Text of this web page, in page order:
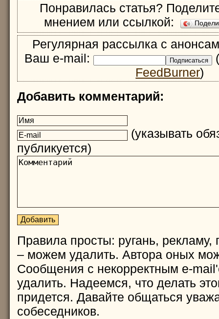
Понравилась статья?
мнением или ссылкой:
Регулярная рассылка с
Ваш e-mail:
FeedBurner)
Добавить комментарий:
(указывать
публикуется)
Правила просты: ругань, рекламу,
– можем удалить. Автора оных
Сообщения с некорректным e-
удалить. Надеемся, что делать
придется. Давайте общаться
собеседников.